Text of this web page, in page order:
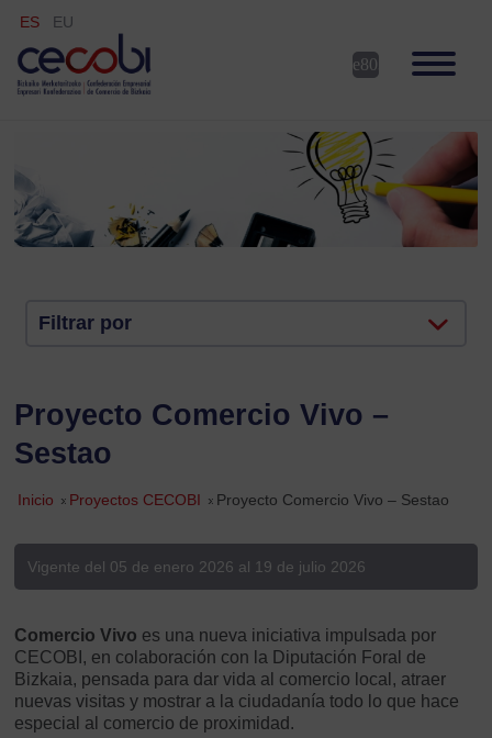
ES EU
Filtrar por
Proyecto Comercio Vivo –
Sestao
Inicio » Proyectos CECOBI » Proyecto Comercio Vivo – Sestao
Vigente del 05 de enero 2026 al 19 de julio 2026
Comercio Vivo es una nueva iniciativa impulsada por
CECOBI, en colaboración con la Diputación Foral de
Bizkaia, pensada para dar vida al comercio local, atraer
nuevas visitas y mostrar a la ciudadanía todo lo que hace
especial al comercio de proximidad.